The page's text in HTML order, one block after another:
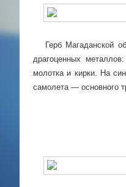
Герб Магаданской
драгоценных
молотка и кирки. На
самолета — основного